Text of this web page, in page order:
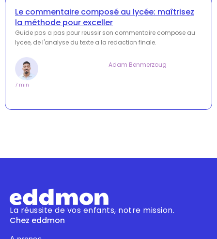
Le commentaire composé au lycée: maîtrisez
la méthode pour exceller
Guide pas a pas pour reussir son commentaire compose au
lycee, de l'analyse du texte a la redaction finale.
Adam Benmerzoug
7 min
La réussite de vos enfants, notre mission.
Chez eddmon